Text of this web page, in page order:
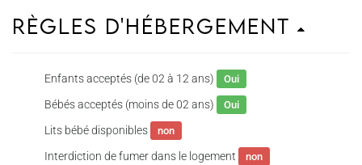
Règles d'hébergement
Enfants acceptés (de 02 à 12 ans) Oui
Bébés acceptés (moins de 02 ans) Oui
Lits bébé disponibles non
Interdiction de fumer dans le logement non